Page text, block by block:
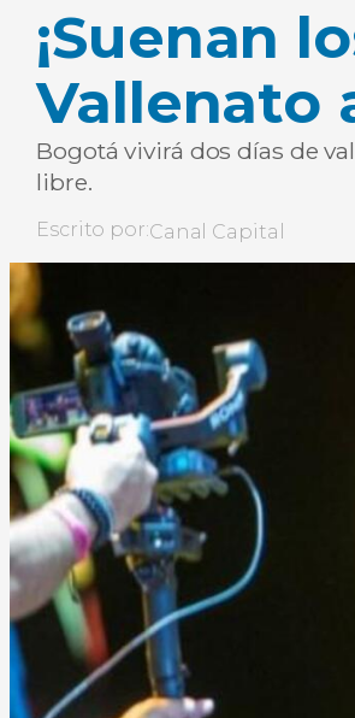
¡Suenan
Vallenato
Bogotá vivirá dos días de
libre.
Escrito por:Canal Capital